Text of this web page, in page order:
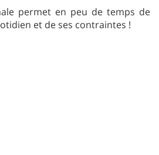
permet en peu de temps de
et de ses contraintes !